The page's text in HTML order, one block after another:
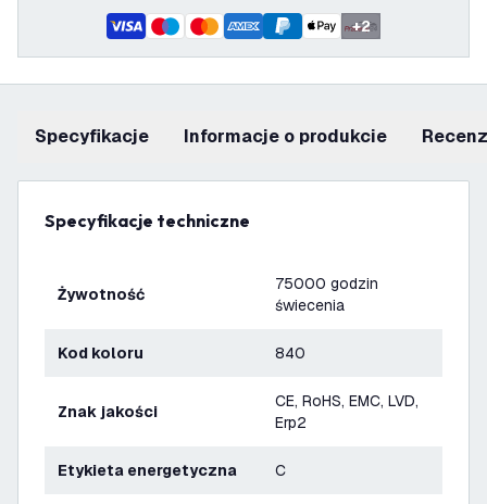
+2
Specyfikacje informacje o produkcie
Specyfikacje techniczne
Żywotność
75000 godzin
świecenia
Kod koloru 840
Znak jakości
CE, RoHS, EMC, LVD,
Erp2
Etykieta energetyczna C